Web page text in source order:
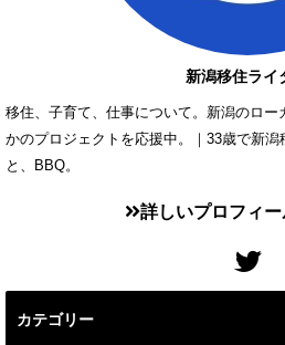
新潟移住ライ
移住、子育て、仕事について。新潟のロー
かのプロジェクトを応援中。｜33歳で新
と、BBQ。
詳しいプロフィ
カテゴリー